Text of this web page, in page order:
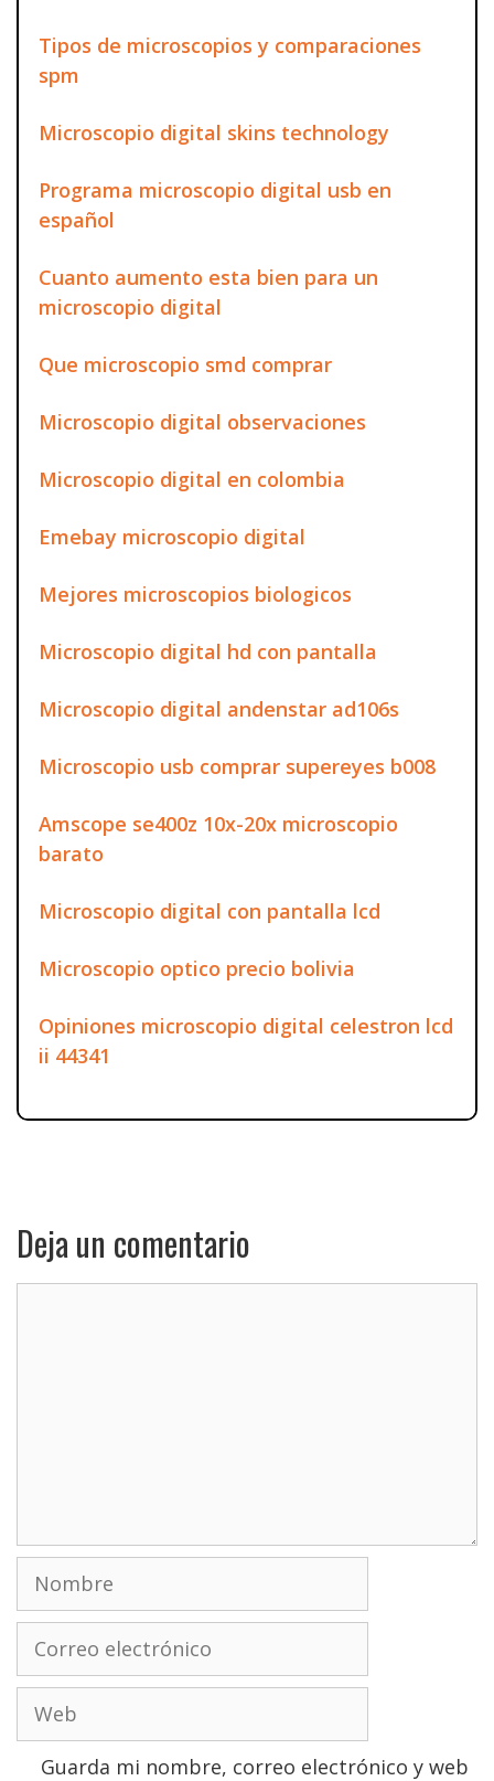
Tipos de microscopios y comparaciones
spm
Microscopio digital skins technology
Programa microscopio digital usb en
español
Cuanto aumento esta bien para un
microscopio digital
Que microscopio smd comprar
Microscopio digital observaciones
Microscopio digital en colombia
Emebay microscopio digital
Mejores microscopios biologicos
Microscopio digital hd con pantalla
Microscopio digital andenstar ad106s
Microscopio usb comprar supereyes b008
Amscope se400z 10x-20x microscopio
barato
Microscopio digital con pantalla lcd
Microscopio optico precio bolivia
Opiniones microscopio digital celestron lcd
ii 44341
Deja un comentario
Nombre
electrónico
Guarda mi nombre, correo electrónico y web